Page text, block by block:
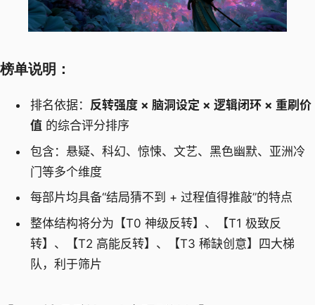
榜单说明：
排名依据： 反转强度 × 脑洞设定 × 逻辑闭环 × 重刷价
值 的综合评分排序
包含：悬疑、科幻、惊悚、文艺、黑色幽默、亚洲冷
门等多个维度
每部片均具备“结局猜不到 + 过程值得推敲”的特点
整体结构将分为【T0 神级反转】、【T1 极致反
转】、【T2 高能反转】、【T3 稀缺创意】四大梯
队，利于筛片